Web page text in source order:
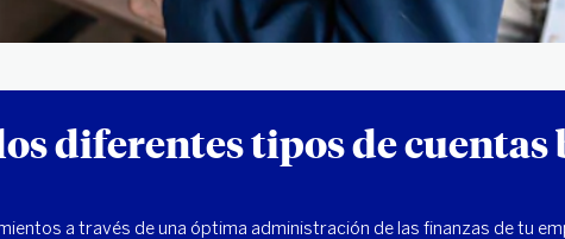
diferentes tipos de cuentas
a través de una óptima administración de las finanzas de tu